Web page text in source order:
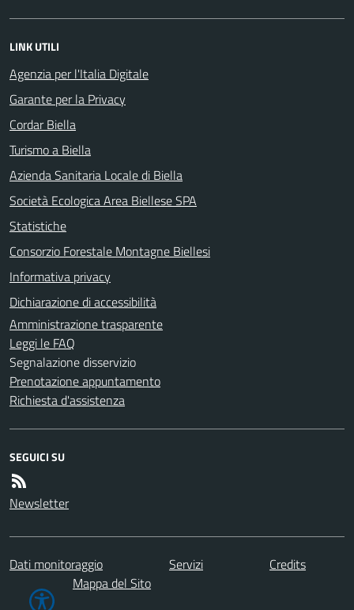
LINK UTILI
Agenzia per l'Italia Digitale
Garante per la Privacy
Cordar Biella
Turismo a Biella
Azienda Sanitaria Locale di Biella
Società Ecologica Area Biellese SPA
Statistiche
Consorzio Forestale Montagne Biellesi
Informativa privacy
Dichiarazione di accessibilità
Amministrazione trasparente
Leggi le FAQ
Segnalazione disservizio
Prenotazione appuntamento
Richiesta d'assistenza
SEGUICI SU
Newsletter
Dati monitoraggio Servizi
Credits
Mappa del Sito